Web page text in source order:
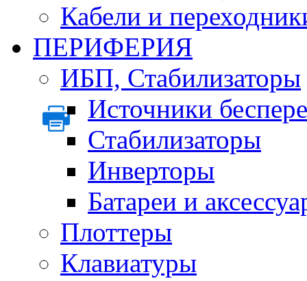
Кабели и
ПЕРИФЕРИЯ
ИБП, Стабилизаторы
Источники
Стабилизаторы
Инверторы
Батареи и
Плоттеры
Клавиатуры